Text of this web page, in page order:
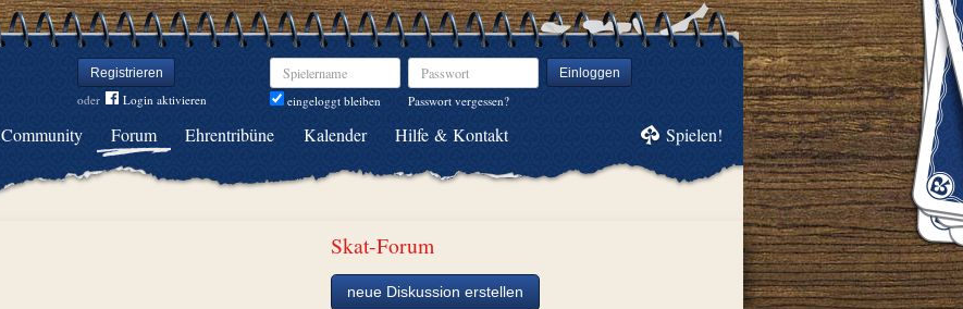
Registrieren
oder Login aktivieren
Spielername
eingeloggt bleiben
Passwort Einloggen
Passwort vergessen?
Community Forum Ehrentribüne Kalender Hilfe & Kontakt Spielen!
Skat-Forum
neue Diskussion erstellen